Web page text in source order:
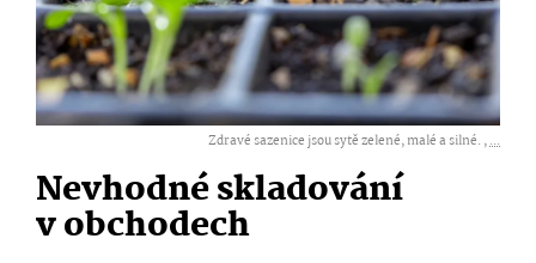
Zdravé sazenice jsou sytě zelené, malé a silné. ,...
Nevhodné skladování
v obchodech